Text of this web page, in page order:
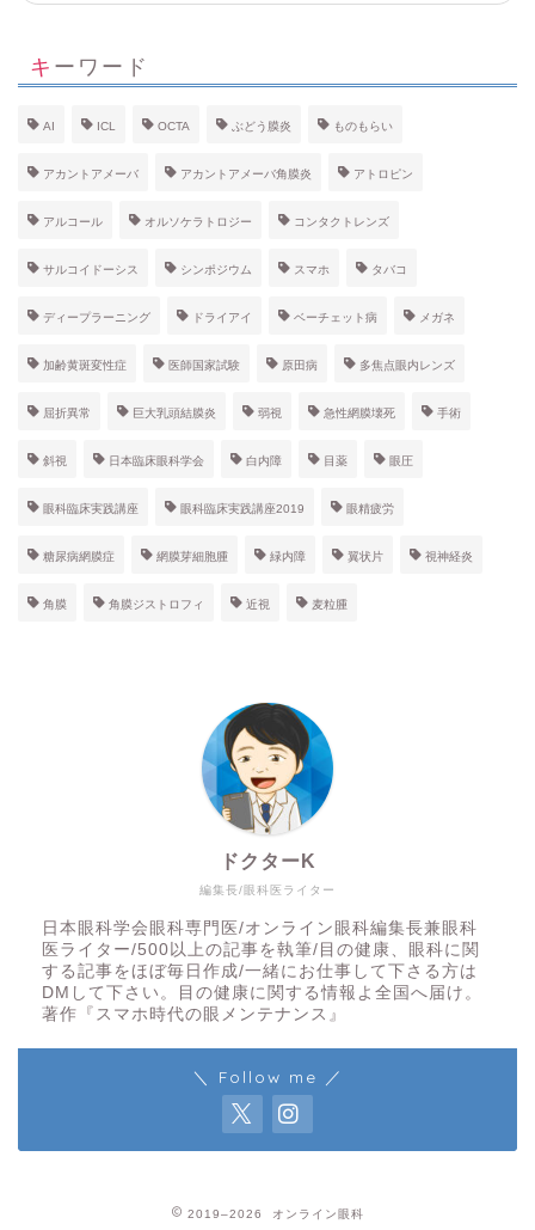
キーワード
AI ICL OCTA ぶどう膜炎 ものもらい
アカントアメーバ アカントアメーバ角膜炎 アトロピン
アルコール オルソケラトロジー コンタクトレンズ
サルコイドーシス シンポジウム スマホ タバコ
ディープラーニング ドライアイ ベーチェット病 メガネ
加齢黄斑変性症 医師国家試験 原田病 多焦点眼内レンズ
屈折異常 巨大乳頭結膜炎 弱視 急性網膜壊死 手術
斜視 日本臨床眼科学会 白内障 目薬 眼圧
眼科臨床実践講座 眼科臨床実践講座2019 眼精疲労
糖尿病網膜症 網膜芽細胞腫 緑内障 翼状片 視神経炎
角膜 角膜ジストロフィ 近視 麦粒腫
編集長/眼科医ライター
ドクターK
日本眼科学会眼科専門医/オンライン眼科編集長兼眼科
医ライター/500以上の記事を執筆/目の健康、眼科に関
する記事をほぼ毎日作成/一緒にお仕事して下さる方は
DMして下さい。目の健康に関する情報よ全国へ届け。
著作『スマホ時代の眼メンテナンス』
＼ Follow me ／
2019–2026 オンライン眼科